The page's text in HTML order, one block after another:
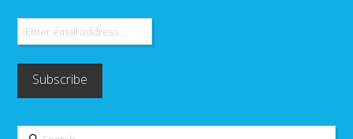
Search